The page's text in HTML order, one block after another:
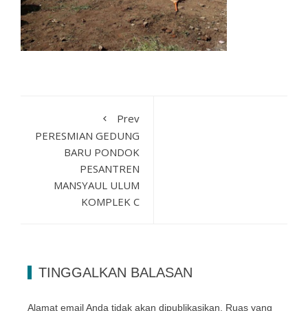
Prev
PERESMIAN GEDUNG
BARU PONDOK
PESANTREN
MANSYAUL ULUM
KOMPLEK C
TINGGALKAN BALASAN
Alamat email Anda tidak akan dipublikasikan. Ruas yang